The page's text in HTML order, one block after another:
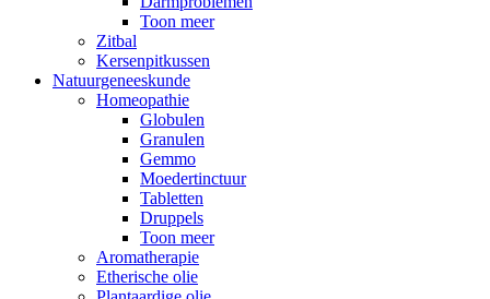
Toon meer
Zitbal
Kersenpitkussen
Natuurgeneeskunde
Homeopathie
Globulen
Granulen
Gemmo
Moedertinctuur
Tabletten
Druppels
Toon meer
Aromatherapie
Etherische olie